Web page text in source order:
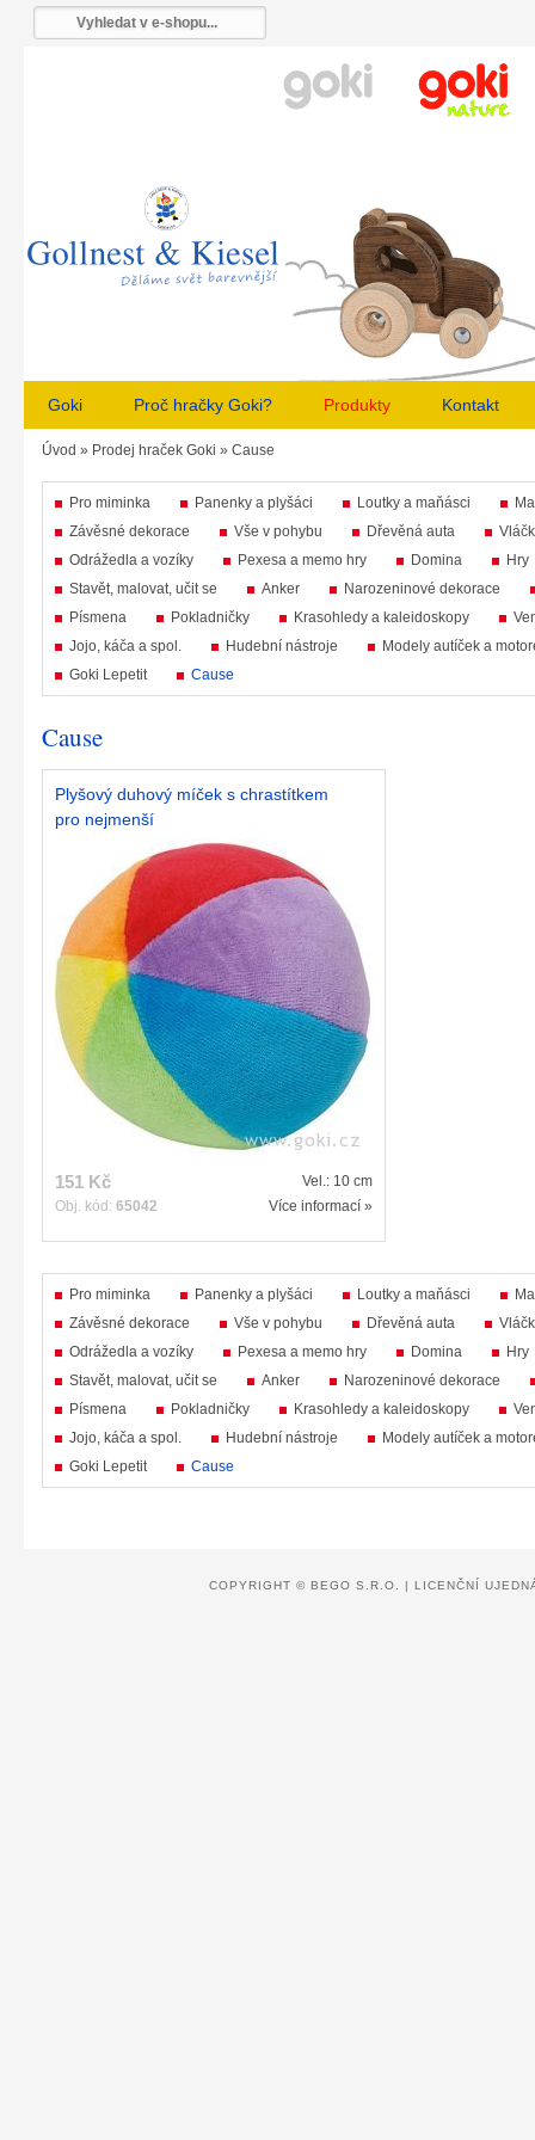
Goki Proč hračky Goki? Produkty Kontakt
Úvod » Prodej hraček Goki » Cause
Pro miminka Panenky a plyšáci Loutky a maňásci
Závěsné dekorace
Vše v pohybu Dřevěná auta
Odrážedla a vozíky
Pexesa a memo hry Domina
Hry
Stavět, malovat, učit se
Anker
Narozeninové dekorace
Písmena
Pokladničky Krasohledy a kaleidoskopy
Jojo, káča a spol.
Hudební nástroje
Modely autíček a
Goki Lepetit
Cause
Cause
Plyšový duhový míček s chrastítkem
pro nejmenší
151 Kč
Obj. kód: 65042
Vel.: 10 cm
Více informací »
Pro miminka Panenky a plyšáci Loutky a maňásci
Závěsné dekorace
Vše v pohybu Dřevěná auta
Odrážedla a vozíky
Pexesa a memo hry Domina
Hry
Stavět, malovat, učit se
Anker
Narozeninové dekorace
Písmena
Pokladničky Krasohledy a kaleidoskopy
Jojo, káča a spol.
Hudební nástroje
Modely autíček a
Goki Lepetit
Cause
COPYRIGHT © BEGO S.R.O. | LICENČNÍ